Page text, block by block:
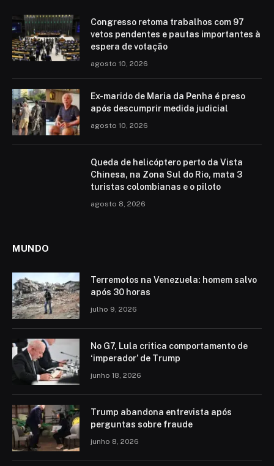
Congresso retoma trabalhos com 97
vetos pendentes e pautas importantes à
espera de votação
agosto 10, 2026
Ex-marido de Maria da Penha é preso
após descumprir medida judicial
agosto 10, 2026
Queda de helicóptero perto da Vista
Chinesa, na Zona Sul do Rio, mata 3
turistas colombianas e o piloto
agosto 8, 2026
MUNDO
Terremotos na Venezuela: homem salvo
após 30 horas
julho 9, 2026
No G7, Lula critica comportamento de
‘imperador’ de Trump
junho 18, 2026
Trump abandona entrevista após
perguntas sobre fraude
junho 8, 2026